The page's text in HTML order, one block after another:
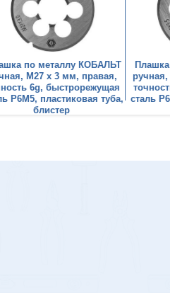
по металлу КОБАЛЬТ
М27 х 3 мм, правая,
6g, быстрорежущая
Р6М5, пластиковая туба,
блистер
сталь